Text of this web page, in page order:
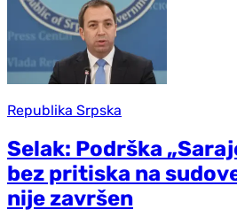
Republika Srpska
Selak: Podrška
bez pritiska na
nije završen